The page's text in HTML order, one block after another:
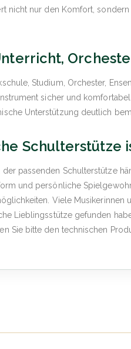
nicht nur den Komfort,
Studium, Orchester,
sicher und
Unterstützung deutlich
Schulterstütze
der passenden Schulterstütze
und persönliche
Viele
Lieblingsstütze gefunden
Sie bitte den technischen